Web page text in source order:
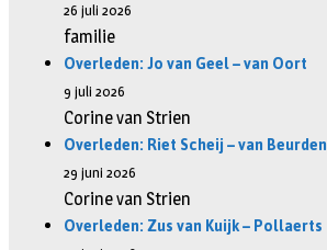
26 juli 2026
familie
Overleden: Jo van Geel – van Oort
9 juli 2026
Corine van Strien
Overleden: Riet Scheij – van Beurden
29 juni 2026
Corine van Strien
Overleden: Zus van Kuijk – Pollaerts